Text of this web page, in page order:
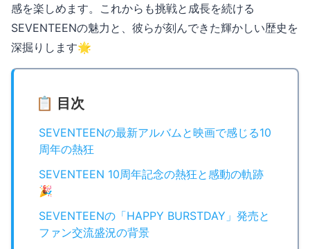
感を楽しめます。これからも挑戦と成長を続ける
SEVENTEENの魅力と、彼らが刻んできた輝かしい歴史を
深掘りします🌟
📋 目次
SEVENTEENの最新アルバムと映画で感じる10
周年の熱狂
SEVENTEEN 10周年記念の熱狂と感動の軌跡
🎉
SEVENTEENの「HAPPY BURSTDAY」発売と
ファン交流盛況の背景